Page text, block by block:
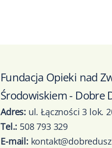
Fundacja Opieki nad
Środowiskiem - Dobre
Adres:ul. Łączności 3 lok.
Tel.: 508 793 329
E-mail: